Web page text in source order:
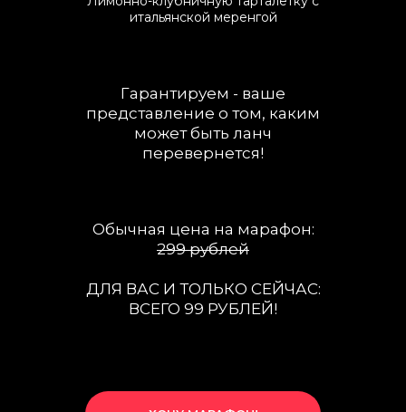
Гарантируем - ваше
представление о том, каким
может быть ланч
перевернется!
итальянской меренгой
Обычная цена на марафон:
299 рублей
ДЛЯ ВАС И ТОЛЬКО СЕЙЧАС:
ВСЕГО 99 РУБЛЕЙ!